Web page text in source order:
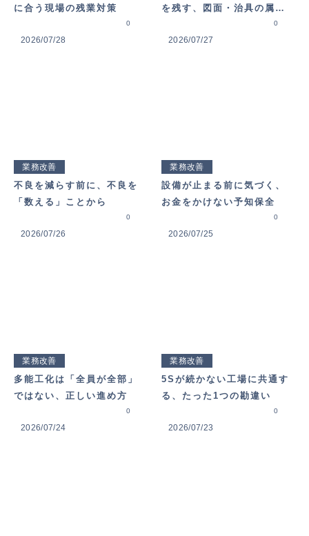
に合う現場の残業対策
2026/07/28
0
を残す、図面・治具の属人
2026/07/27
0
業務改善
不良を減らす前に、不良を
「数える」ことから
2026/07/26
0
業務改善
設備が止まる前に気づく、
お金をかけない予知保全
2026/07/25
0
業務改善
多能工化は「全員が全部」
ではない、正しい進め方
2026/07/24
0
業務改善
5Sが続かない工場に共通す
る、たった1つの勘違い
2026/07/23
0